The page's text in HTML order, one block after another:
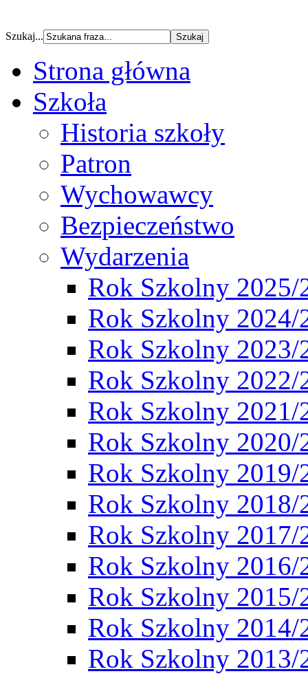
Szukaj...
Strona główna
Szkoła
Historia szkoły
Patron
Wychowawcy
Bezpieczeństwo
Wydarzenia
Rok Szkolny 2025/
Rok Szkolny 2024/
Rok Szkolny 2023/
Rok Szkolny 2022/
Rok Szkolny 2021/
Rok Szkolny 2020/
Rok Szkolny 2019/
Rok Szkolny 2018/
Rok Szkolny 2017/
Rok Szkolny 2016/
Rok Szkolny 2015/
Rok Szkolny 2014/
Rok Szkolny 2013/